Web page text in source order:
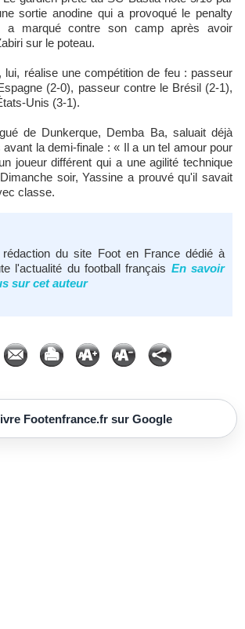
sortie anodine qui a provoqué le penalty
a marqué contre son camp après avoir
sur le poteau.​
lui, réalise une compétition de feu : passeur
(2-0), passeur contre le Brésil (2-1),
Unis (3-1).
de Dunkerque, Demba Ba, saluait déjà
la demi-finale : « Il a un tel amour pour
joueur différent qui a une agilité technique
soir, Yassine a prouvé qu'il savait
classe.​
rédaction du site Foot en France dédié à
l'actualité du football français En savoir
sur cet auteur
Footenfrance.fr sur Google